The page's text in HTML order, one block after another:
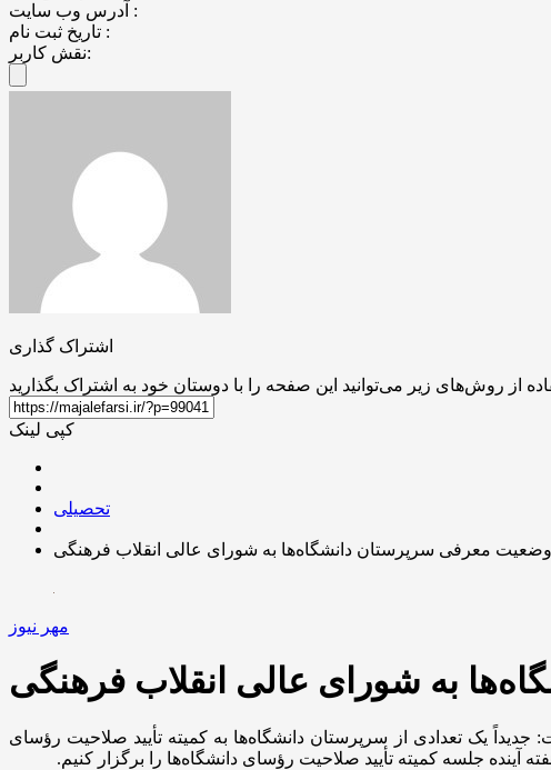
آدرس وب سایت :
تاریخ ثبت نام :
نقش کاربر:
اشتراک گذاری
کپی لینک
تحصیلی
وضعیت معرفی سرپرستان دانشگاه‌ها به شورای عالی انقلاب فرهنگی
مهر نیوز
به شورای عالی انقلاب فرهنگی
یک تعدادی از سرپرستان دانشگاه‌ها به کمیته تأیید صلاحیت رؤسای
آینده جلسه کمیته تأیید صلاحیت رؤسای دانشگاه‌ها را برگزار کنیم.